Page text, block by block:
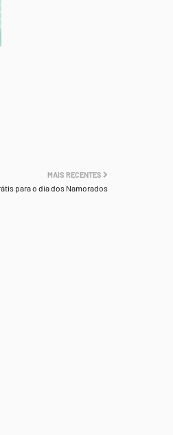
MAIS RECENTES
para o dia dos Namorados